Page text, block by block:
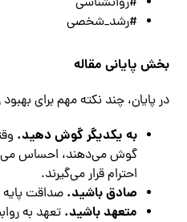
#رشد_شخصی
بخش پایانی مقاله
در پایان، چند نکته مهم برای
به یکدیگر گوش دهید.
گوش می‌دهند، احساس
احترام قرار می‌گیرند.
صادق باشید. صداقت
متعهد باشید. تعهد به